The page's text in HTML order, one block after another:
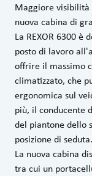
Maggiore visibilità
nuova cabina di
La REXOR 6300 è
posto di lavoro
offrire il massimo
climatizzato, che
ergonomica sul
più, il conducente
del piantone dello
posizione di seduta.
La nuova cabina
tra cui un